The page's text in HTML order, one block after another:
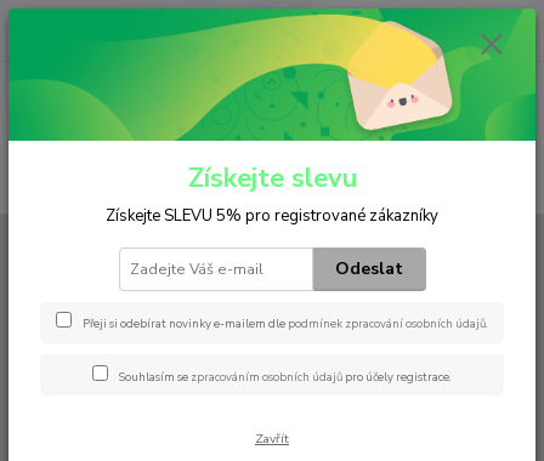
(Po-Pá, 6:30-15 hod.)
ks
0 Kč
P 5006
Získejte slevu
Získejte SLEVU 5% pro registrované zákazníky
Odeslat
Přeji si odebírat novinky e-mailem dle podmínek zpracování osobních údajů.
Souhlasím se zpracováním osobních údajů pro účely registrace.
Zavřít